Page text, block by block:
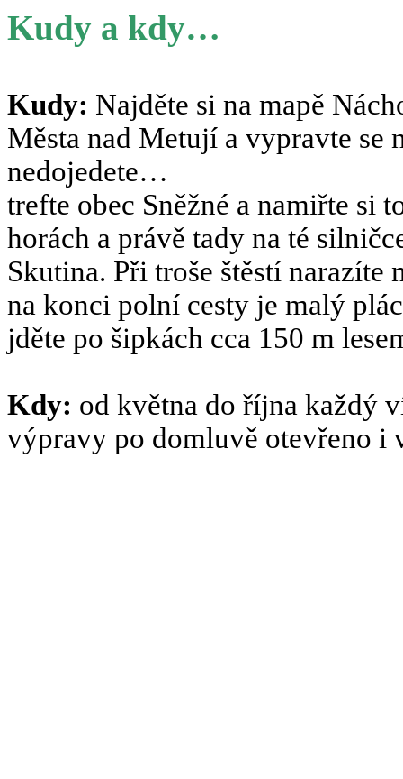
Kudy a kdy…
Kudy: Najděte si na mapě
Města nad Metují a vypravte se
nedojedete…
trefte obec Sněžné a namiřte si
horách a právě tady na té
Skutina. Při troše štěstí narazíte
na konci polní cesty je malý
jděte po šipkách cca 150 m
Kdy: od května do října každý
výpravy po domluvě otevřeno